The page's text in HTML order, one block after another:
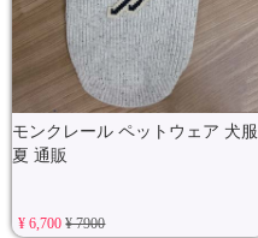
モンクレール ペットウェア 犬服
夏 通販
¥ 6,700¥ 7900